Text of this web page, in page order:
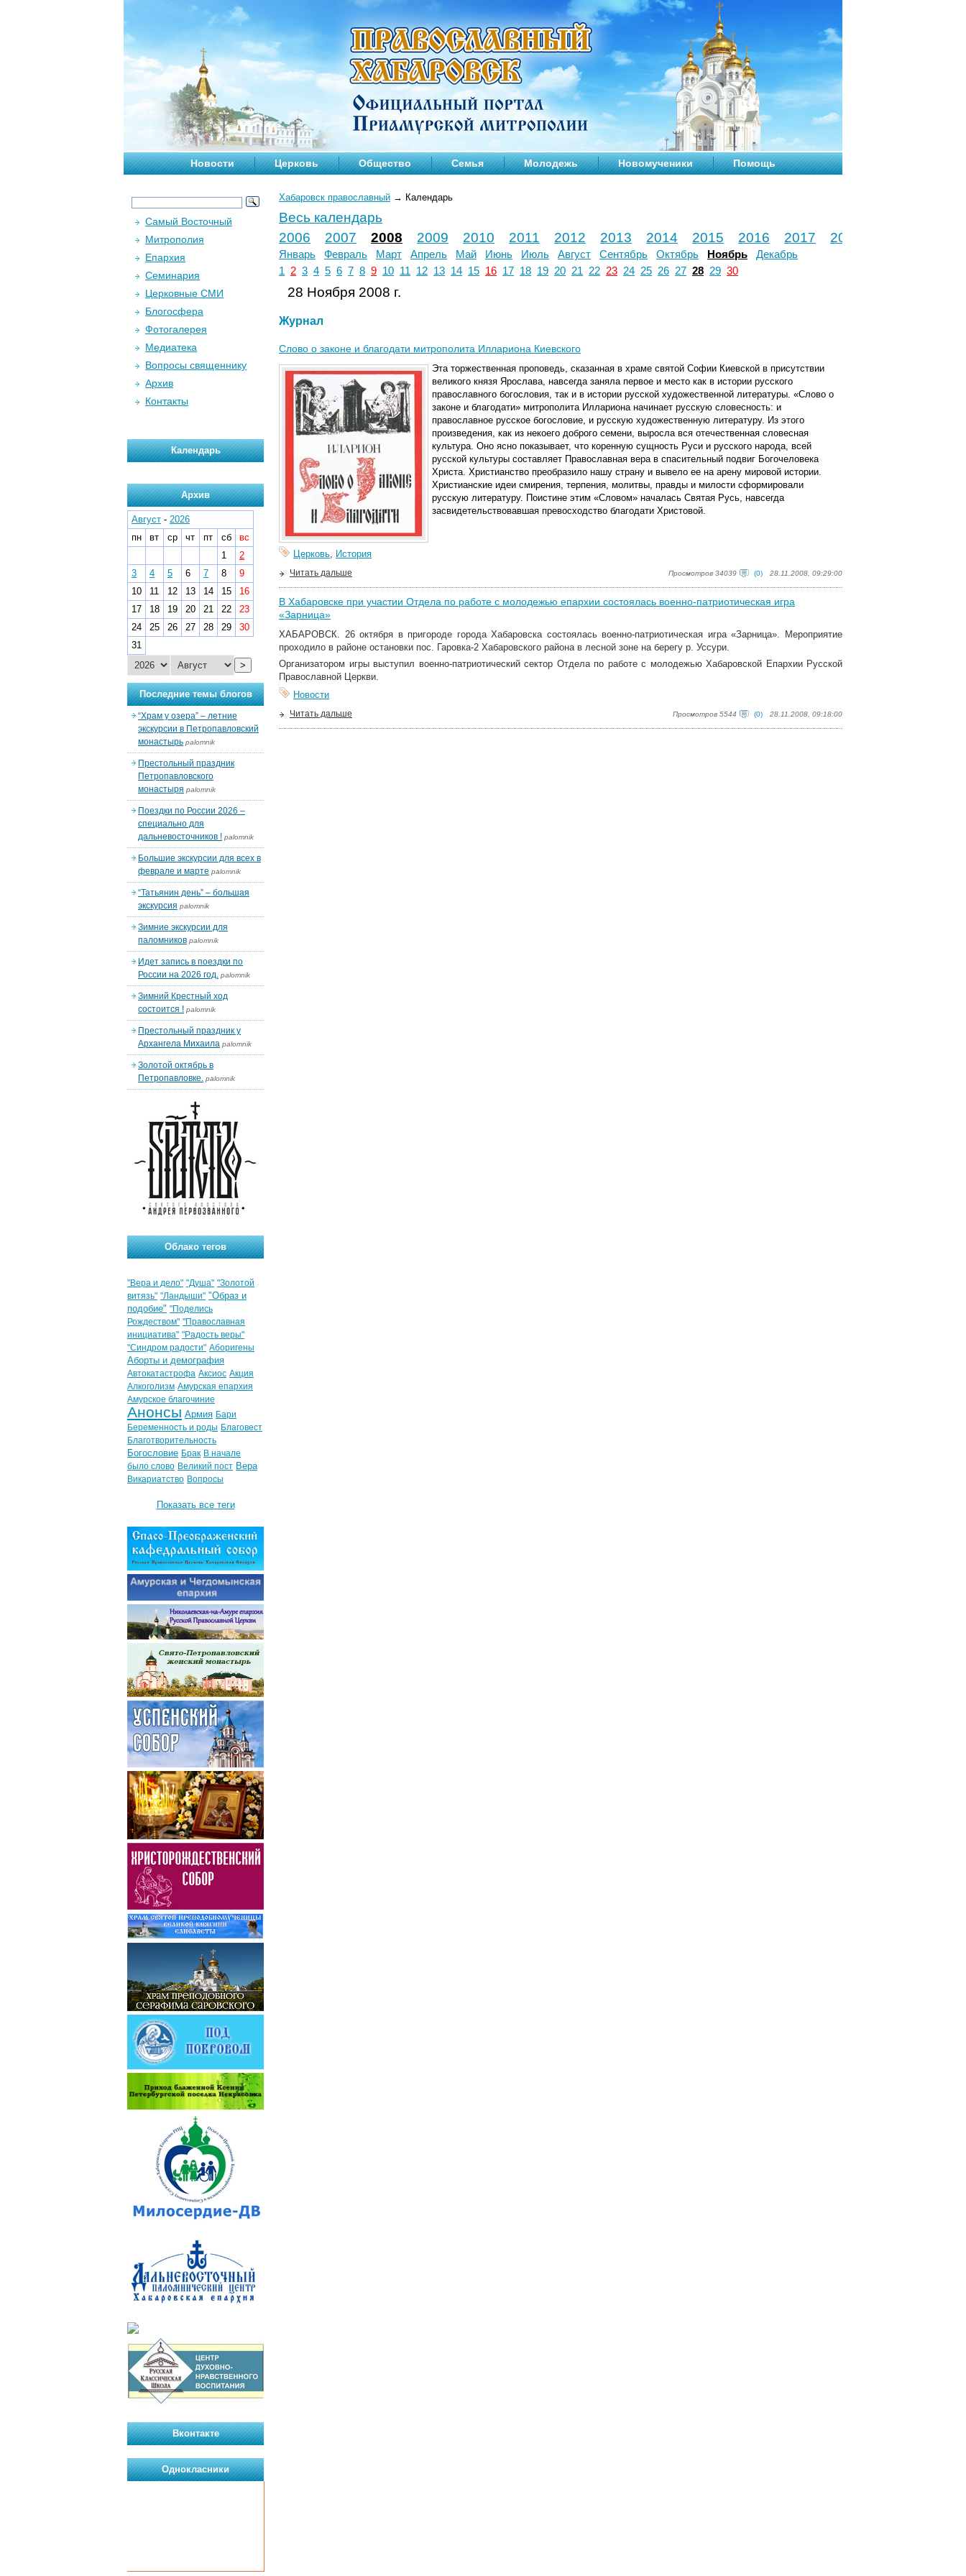
Новости Церковь Общество Семья Молодежь Новомученики Помощь
Хабаровск православный → Календарь
Весь календарь
2006
2007 2008 2009 2010 2011 2012 2013 2014 2015 2016 2017 2018
Январь Февраль Март Апрель Май Июнь Июль Август Сентябрь Октябрь Ноябрь
Декабрь
1
2 3 4 5 6 7 8 9 10 11 12 13 14 15 16 17 18 19 20 21 22 23 24 25 26 27 28 29 30
28 Ноября 2008 г.
Журнал
Слово о законе и благодати митрополита Иллариона Киевского
Эта торжественная проповедь, сказанная в храме святой Софии Киевской в присутствии
великого князя Ярослава, навсегда заняла первое и место как в истории русского
православного богословия, так и в истории русской художественной литературы. «Слово о
законе и благодати» митрополита Иллариона начинает русскую словесность: и
православное русское богословие, и русскую художественную литературу. Из этого
произведения, как из некоего доброго семени, выросла вся отечественная словесная
культура. Оно ясно показывает, что коренную сущность Руси и русского народа, всей
русской культуры составляет Православная вера в спасительный подвиг Богочеловека
Христа. Христианство преобразило нашу страну и вывело ее на арену мировой истории.
Христианские идеи смирения, терпения, молитвы, правды и милости сформировали
русскую литературу. Поистине этим «Словом» началась Святая Русь, навсегда
засвидетельствовавшая превосходство благодати Христовой.
Церковь, История
Просмотров 34039 (0) 28.11.2008, 09:29:00
Читать дальше
В Хабаровске при участии Отдела по работе с молодежью епархии состоялась военно-патриотическая игра
«Зарница»
ХАБАРОВСК. 26 октября в пригороде города Хабаровска состоялась военно-патриотическая игра «Зарница». Мероприятие
проходило в районе остановки пос. Гаровка-2 Хабаровского района в лесной зоне на берегу р. Уссури.
Организатором игры выступил военно-патриотический сектор Отдела по работе с молодежью Хабаровской Епархии Русской
Православной Церкви.
Новости
Просмотров 5544 (0) 28.11.2008, 09:18:00
Читать дальше
Самый Восточный
Митрополия
Епархия
Семинария
Церковные СМИ
Блогосфера
Фотогалерея
Медиатека
Вопросы священнику
Архив
Контакты
Календарь
Архив
Август - 2026
пн
вт ср чт пт сб
вс
1
2
3
4 5 6 7 8
9
10
11 12 13 14 15
16
17
18 19 20 21 22
23
24
25 26 27 28 29
30
31
>
Последние темы блогов
“Храм у озера” – летние
экскурсии в Петропавловский
монастырь palomnik
Престольный праздник
Петропавловского
монастыря palomnik
Поездки по России 2026 –
специально для
дальневосточников ! palomnik
Большие экскурсии для всех в
феврале и марте palomnik
“Татьянин день” – большая
экскурсия palomnik
Зимние экскурсии для
паломников palomnik
Идет запись в поездки по
России на 2026 год. palomnik
Зимний Крестный ход
состоится ! palomnik
Престольный праздник у
Архангела Михаила palomnik
Золотой октябрь в
Петропавловке. palomnik
Облако тегов
"Вера и дело" "Душа" "Золотой
витязь" "Ландыши" "Образ и
подобие" "Поделись
Рождеством" "Православная
инициатива" "Радость веры"
"Синдром радости" Аборигены
Аборты и демография
Автокатастрофа Аксиос Акция
Алкоголизм Амурская епархия
Амурское благочиние
Анонсы Армия Бари
Беременность и роды Благовест
Благотворительность
Богословие Брак В начале
было слово Великий пост Вера
Викариатство Вопросы
Показать все теги
Вконтакте
Однокласники